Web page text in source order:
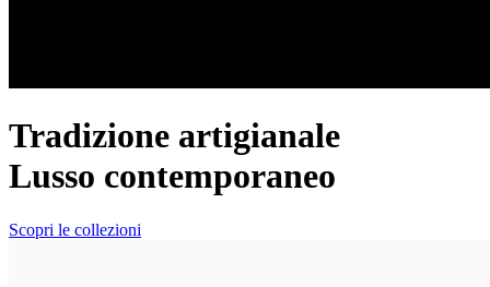
Tradizione artigianale
Lusso contemporaneo
Scopri le collezioni